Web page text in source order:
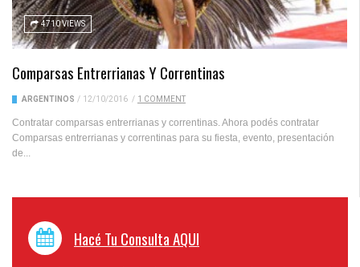
4710 VIEWS
Comparsas Entrerrianas Y Correntinas
ARGENTINOS / 12/10/2016 / 1 COMMENT
Contratar comparsas entrerrianas y correntinas. Ahora podés contratar
Comparsas entrerrianas y correntinas para su fiesta, evento, presentación
de...
Hacé Tu Consulta AQUI